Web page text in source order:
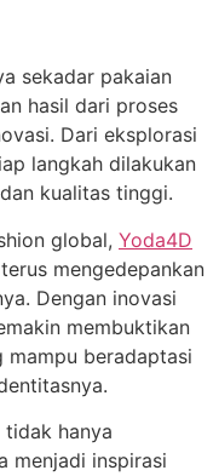
sekadar pakaian
hasil dari proses
Dari eksplorasi
langkah dilakukan
kualitas tinggi.
global, Yoda4D
mengedepankan
Dengan inovasi
membuktikan
mampu beradaptasi
tidak hanya
menjadi inspirasi